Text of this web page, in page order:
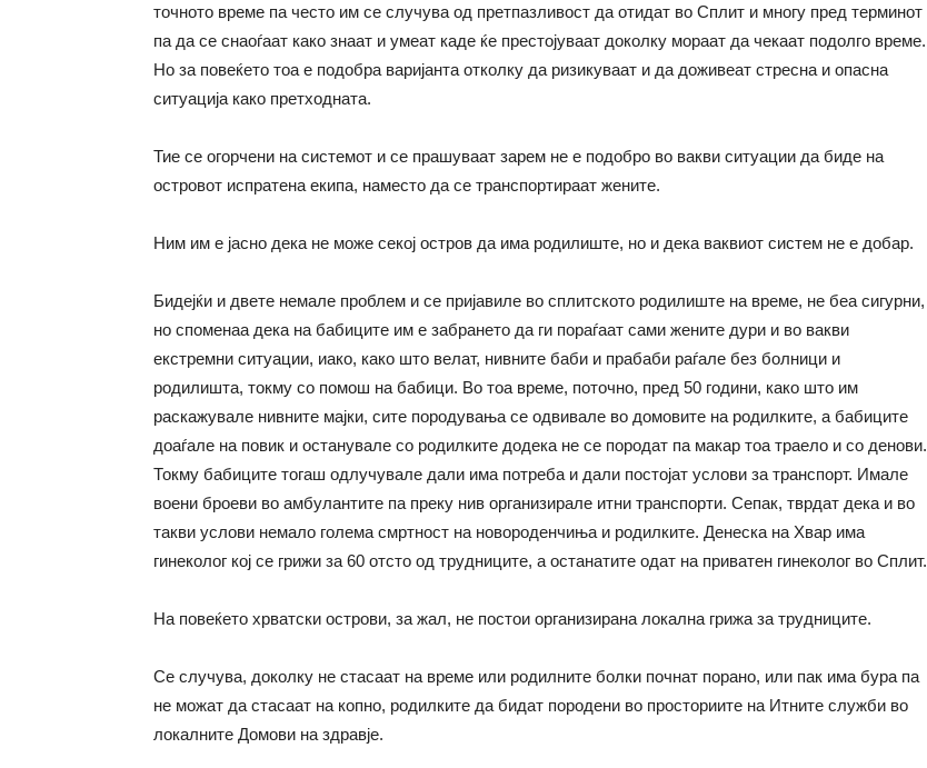
точното време па често им се случува од претпазливост да отидат во Сплит и многу пред терминот
па да се снаоѓаат како знаат и умеат каде ќе престојуваат доколку мораат да чекаат подолго време.
Но за повеќето тоа е подобра варијанта отколку да ризикуваат и да доживеат стресна и опасна
ситуација како претходната.
Тие се огорчени на системот и се прашуваат зарем не е подобро во вакви ситуации да биде на
островот испратена екипа, наместо да се транспортираат жените.
Ним им е јасно дека не може секој остров да има родилиште, но и дека ваквиот систем не е добар.
Бидејќи и двете немале проблем и се пријавиле во сплитското родилиште на време, не беа сигурни,
но споменаа дека на бабиците им е забрането да ги пораѓаат сами жените дури и во вакви
екстремни ситуации, иако, како што велат, нивните баби и прабаби раѓале без болници и
родилишта, токму со помош на бабици. Во тоа време, поточно, пред 50 години, како што им
раскажувале нивните мајки, сите породувања се одвивале во домовите на родилките, а бабиците
доаѓале на повик и останувале со родилките додека не се породат па макар тоа траело и со денови.
Токму бабиците тогаш одлучувале дали има потреба и дали постојат услови за транспорт. Имале
воени броеви во амбулантите па преку нив организирале итни транспорти. Сепак, тврдат дека и во
такви услови немало голема смртност на новороденчиња и родилките. Денеска на Хвар има
гинеколог кој се грижи за 60 отсто од трудниците, а останатите одат на приватен гинеколог во Сплит.
На повеќето хрватски острови, за жал, не постои организирана локална грижа за трудниците.
Се случува, доколку не стасаат на време или родилните болки почнат порано, или пак има бура па
не можат да стасаат на копно, родилките да бидат породени во просториите на Итните служби во
локалните Домови на здравје.